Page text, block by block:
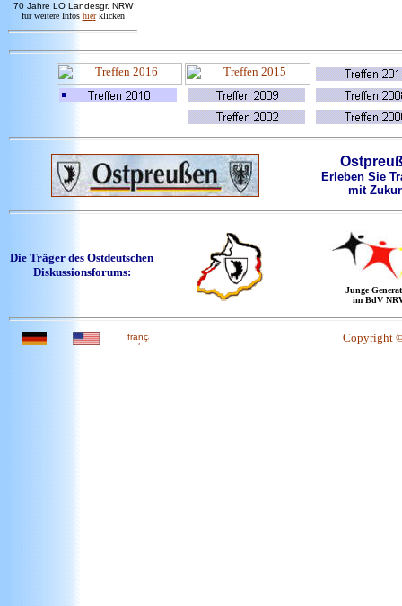
70 Jahre LO Landesgr. NRW
für weitere Infos hier klicken
Erleben Sie
mit
Die Träger des Ostdeutschen
Diskussionsforums:
Junge
im BdV
Copyright